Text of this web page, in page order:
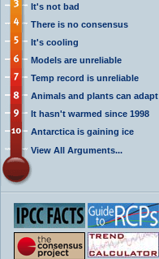
It's not bad
There is no consensus
It's cooling
Models are unreliable
Temp record is unreliable
Animals and plants can adapt
It hasn't warmed since 1998
Antarctica is gaining ice
View All Arguments...